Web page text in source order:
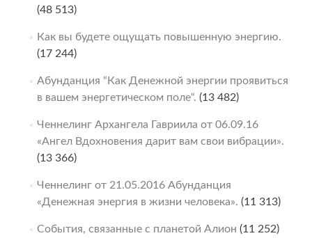
(48 513)
Как вы будете ощущать повышенную энергию.
(17 244)
Абунданция “Как Денежной энергии проявиться
в вашем энергетическом поле“. (13 482)
Ченнелинг Архангела Гавриила от 06.09.16
«Ангел Вдохновения дарит вам свои вибрации».
(13 366)
Ченнелинг от 21.05.2016 Абунданция
«Денежная энергия в жизни человека». (11 313)
События, связанные с планетой Алион (11 252)